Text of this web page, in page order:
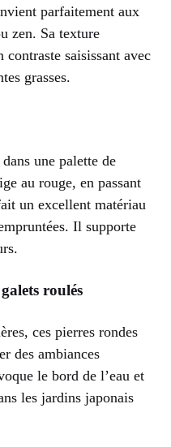
parfaitement aux
zen. Sa texture
saisissant avec
grasses.
une palette de
au rouge, en passant
un excellent matériau
Il supporte
roulés
ces pierres rondes
des ambiances
le bord de l’eau et
les jardins japonais